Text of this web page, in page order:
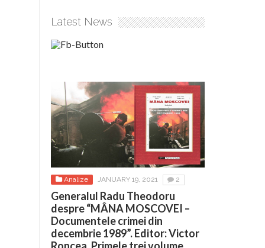
Latest News
Analize JANUARY 19, 2021 2
Generalul Radu Theodoru
despre “MÂNA MOSCOVEI –
Documentele crimei din
decembrie 1989”. Editor: Victor